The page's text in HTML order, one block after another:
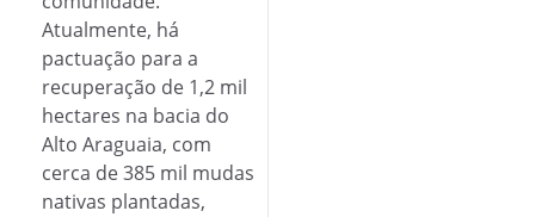
Atualmente, há
pactuação para a
recuperação de 1,2 mil
hectares na bacia do
Alto Araguaia, com
cerca de 385 mil mudas
nativas plantadas,